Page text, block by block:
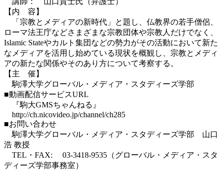
【内 容】
「宗教とメディアの新時代」と題し、仏教界の若手僧侶、
ローマ法王庁などさまざまな宗教団体や宗教人だけでなく、
Islamic Stateやカルト集団などの勢力がその活動において新た
なメディアを活用し始めている現状を概観し、宗教とメディ
アの新たな関係やそのあり方について考察する。
【主 催】
駒澤大学グローバル・メディア・スタディーズ学部
■動画配信サービスURL
『駒大GMSちゃんねる』
http://ch.nicovideo.jp/channel/ch285
■お問い合わせ
駒澤大学グローバル・メディア・スタディーズ学部 山口
浩 教授
TEL・FAX: 03-3418-9535（グローバル・メディア・スタ
ディーズ学部事務室）